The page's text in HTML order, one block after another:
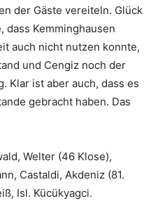
der Gäste vereiteln. Glück
dass Kemminghausen
auch nicht nutzen konnte,
und Cengiz noch der
Klar ist aber auch, dass es
gebracht haben. Das
Welter (46 Klose),
Castaldi, Akdeniz (81.
Isl. Kücükyagci.